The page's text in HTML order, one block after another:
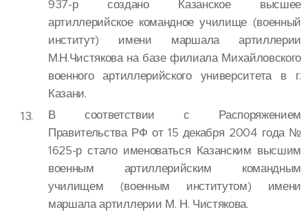
937-р создано Казанское высшее
артиллерийское командное училище (военный
институт) имени маршала артиллерии
М.Н.Чистякова на базе филиала Михайловского
военного артиллерийского университета в г.
Казани.
В соответствии с Распоряжением
Правительства РФ от 15 декабря 2004 года №
1625-р стало именоваться Казанским высшим
военным артиллерийским командным
училищем (военным институтом) имени
маршала артиллерии М. Н. Чистякова.